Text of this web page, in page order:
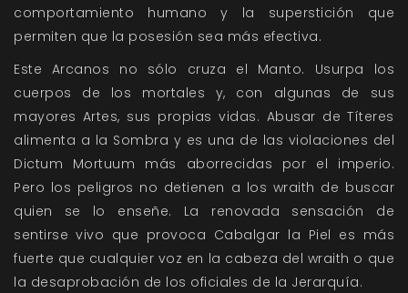
comportamiento humano y la superstición que
permiten que la posesión sea más efectiva.
Este Arcanos no sólo cruza el Manto. Usurpa los
cuerpos de los mortales y, con algunas de sus
mayores Artes, sus propias vidas. Abusar de Títeres
alimenta a la Sombra y es una de las violaciones del
Dictum Mortuum más aborrecidas por el imperio.
Pero los peligros no detienen a los wraith de buscar
quien se lo enseñe. La renovada sensación de
sentirse vivo que provoca Cabalgar la Piel es más
fuerte que cualquier voz en la cabeza del wraith o que
la desaprobación de los oficiales de la Jerarquía.